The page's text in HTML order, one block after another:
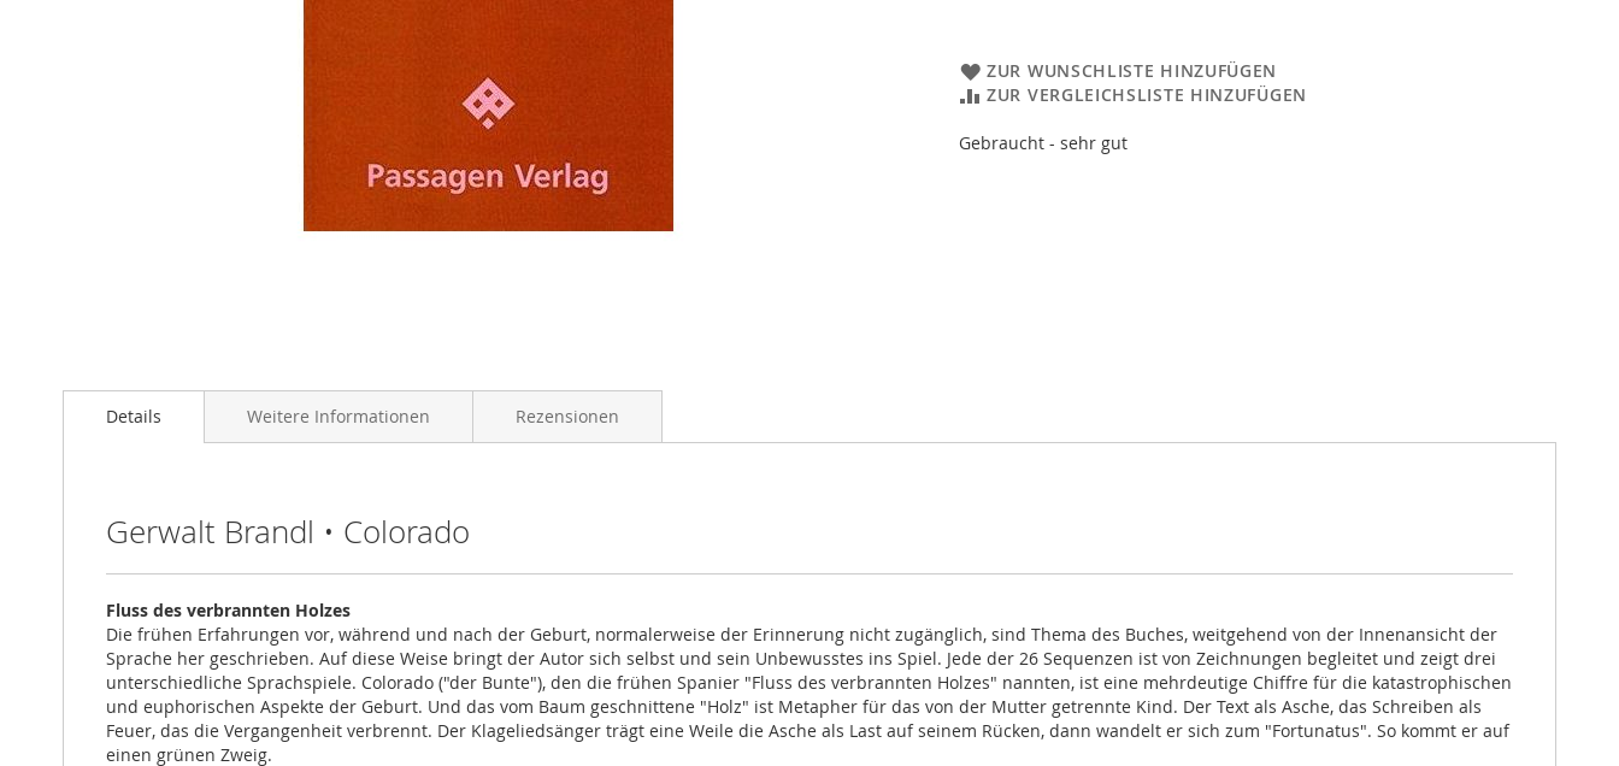
Anfang
ZUR WUNSCHLISTE HINZUFÜGEN
ZUR VERGLEICHSLISTE HINZUFÜGEN
Gebraucht - sehr gut
Details
Gerwalt Brandl • Colorado
Fluss des verbrannten Holzes
Die frühen Erfahrungen vor, während und nach der Geburt, normalerweise der Erinnerung nicht zugänglich, sind Thema des Buches, weitgehend von der Innenansicht der
Sprache her geschrieben. Auf diese Weise bringt der Autor sich selbst und sein Unbewusstes ins Spiel. Jede der 26 Sequenzen ist von Zeichnungen begleitet und zeigt drei
unterschiedliche Sprachspiele. Colorado ("der Bunte"), den die frühen Spanier "Fluss des verbrannten Holzes" nannten, ist eine mehrdeutige Chiffre für die katastrophischen
und euphorischen Aspekte der Geburt. Und das vom Baum geschnittene "Holz" ist Metapher für das von der Mutter getrennte Kind. Der Text als Asche, das Schreiben als
Feuer, das die Vergangenheit verbrennt. Der Klageliedsänger trägt eine Weile die Asche als Last auf seinem Rücken, dann wandelt er sich zum "Fortunatus". So kommt er auf
einen grünen Zweig.
Weitere Informationen Rezensionen